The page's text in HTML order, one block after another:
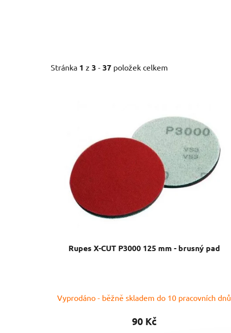
Stránka 1 z 3 - 37 položek celkem
Rupes X-CUT P3000 125 mm - brusný pad
hodnocení
produktu
Vyprodáno - běžně skladem do 10 pracovních dnů
90 Kč